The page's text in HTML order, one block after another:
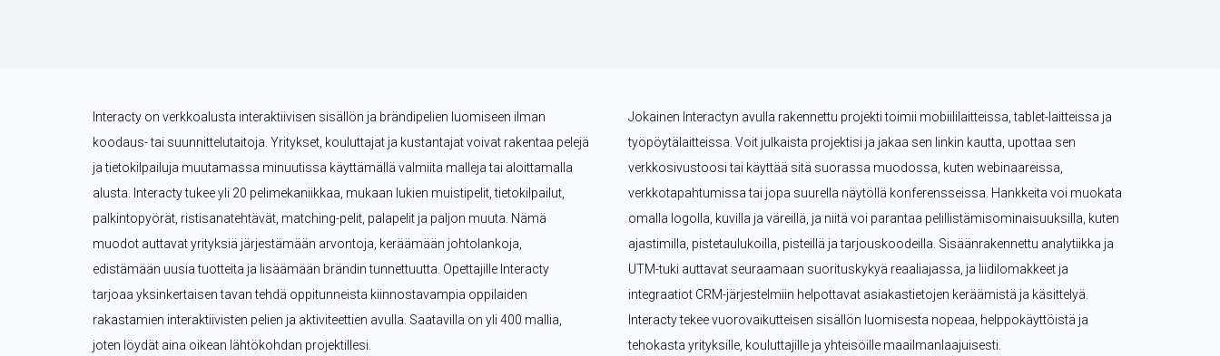
Interacty on verkkoalusta interaktiivisen sisällön ja brändipelien luomiseen ilman
koodaus- tai suunnittelutaitoja. Yritykset, kouluttajat ja kustantajat voivat rakentaa pelejä
ja tietokilpailuja muutamassa minuutissa käyttämällä valmiita malleja tai aloittamalla
alusta. Interacty tukee yli 20 pelimekaniikkaa, mukaan lukien muistipelit, tietokilpailut,
palkintopyörät, ristisanatehtävät, matching-pelit, palapelit ja paljon muuta. Nämä
muodot auttavat yrityksiä järjestämään arvontoja, keräämään johtolankoja,
edistämään uusia tuotteita ja lisäämään brändin tunnettuutta. Opettajille Interacty
tarjoaa yksinkertaisen tavan tehdä oppitunneista kiinnostavampia oppilaiden
rakastamien interaktiivisten pelien ja aktiviteettien avulla. Saatavilla on yli 400 mallia,
joten löydät aina oikean lähtökohdan projektillesi.
Jokainen Interactyn avulla rakennettu projekti toimii mobiililaitteissa, tablet-laitteissa ja
työpöytälaitteissa. Voit julkaista projektisi ja jakaa sen linkin kautta, upottaa sen
verkkosivustoosi tai käyttää sitä suorassa muodossa, kuten webinaareissa,
verkkotapahtumissa tai jopa suurella näytöllä konferensseissa. Hankkeita voi muokata
omalla logolla, kuvilla ja väreillä, ja niitä voi parantaa pelillistämisominaisuuksilla, kuten
ajastimilla, pistetaulukoilla, pisteillä ja tarjouskoodeilla. Sisäänrakennettu analytiikka ja
UTM-tuki auttavat seuraamaan suorituskykyä reaaliajassa, ja liidilomakkeet ja
integraatiot CRM-järjestelmiin helpottavat asiakastietojen keräämistä ja käsittelyä.
Interacty tekee vuorovaikutteisen sisällön luomisesta nopeaa, helppokäyttöistä ja
tehokasta yrityksille, kouluttajille ja yhteisöille maailmanlaajuisesti.